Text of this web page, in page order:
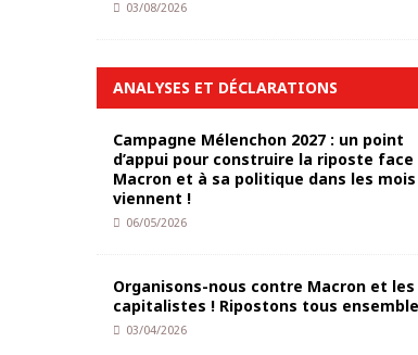
03/08/2026
ANALYSES ET DÉCLARATIONS
Campagne Mélenchon 2027 : un point
d’appui pour construire la riposte face
Macron et à sa politique dans les
viennent !
06/05/2026
Organisons-nous contre Macron et les
capitalistes ! Ripostons tous
03/04/2026